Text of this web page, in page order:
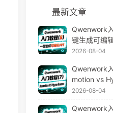
最新文章
Qwenwork
键生成可编
2026-08-04
Qwenwork
motion vs
I视频神器！
2026-08-04
Qwenwork